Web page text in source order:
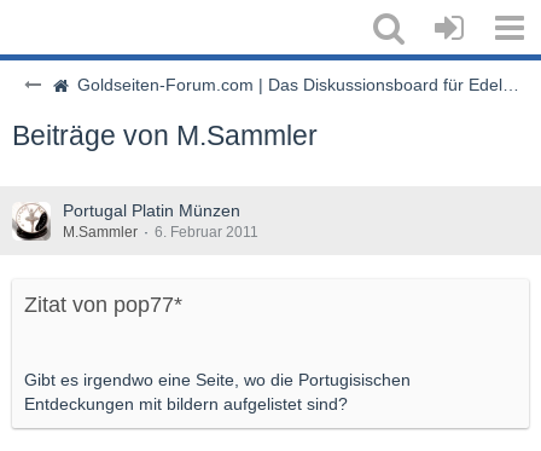
Goldseiten-Forum.com | Das Diskussionsboard für Edelmetalle & Rohstoffe
Beiträge von M.Sammler
Portugal Platin Münzen
M.Sammler 6. Februar 2011
Zitat von pop77*
Gibt es irgendwo eine Seite, wo die Portugisischen
Entdeckungen mit bildern aufgelistet sind?